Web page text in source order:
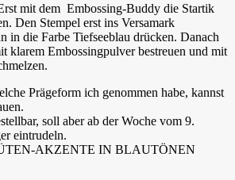
mit dem Embossing-Buddy die Startik
Den Stempel erst ins Versamark
in die Farbe Tiefseeblau drücken. Danach
klarem Embossingpulver bestreuen und mit
Prägeform ich genommen habe, kannst
soll aber ab der Woche vom 9.
eintrudeln.
AKZENTE IN BLAUTÖNEN